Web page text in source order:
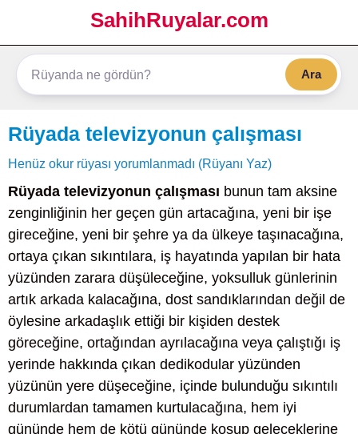
SahihRuyalar.com
Ara
Rüyada televizyonun çalışması
Henüz okur rüyası yorumlanmadı (Rüyanı Yaz)
Rüyada televizyonun çalışması bunun tam aksine
zenginliğinin her geçen gün artacağına, yeni bir işe
gireceğine, yeni bir şehre ya da ülkeye taşınacağına,
ortaya çıkan sıkıntılara, iş hayatında yapılan bir hata
yüzünden zarara düşüleceğine, yoksulluk günlerinin
artık arkada kalacağına, dost sandıklarından değil de
öylesine arkadaşlık ettiği bir kişiden destek
göreceğine, ortağından ayrılacağına veya çalıştığı iş
yerinde hakkında çıkan dedikodular yüzünden
yüzünün yere düşeceğine, içinde bulunduğu sıkıntılı
durumlardan tamamen kurtulacağına, hem iyi
gününde hem de kötü gününde koşup geleceklerine